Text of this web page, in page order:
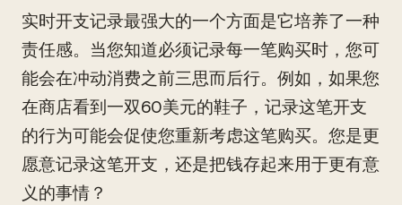
实时开支记录最强大的一个方面是它培养了一种
责任感。当您知道必须记录每一笔购买时，您可
能会在冲动消费之前三思而后行。例如，如果您
在商店看到一双60美元的鞋子，记录这笔开支
的行为可能会促使您重新考虑这笔购买。您是更
愿意记录这笔开支，还是把钱存起来用于更有意
义的事情？